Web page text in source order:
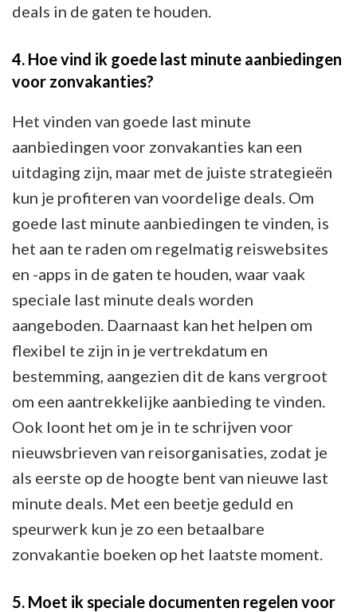
deals in de gaten te houden.
4. Hoe vind ik goede last minute aanbiedingen
voor zonvakanties?
Het vinden van goede last minute
aanbiedingen voor zonvakanties kan een
uitdaging zijn, maar met de juiste strategieën
kun je profiteren van voordelige deals. Om
goede last minute aanbiedingen te vinden, is
het aan te raden om regelmatig reiswebsites
en -apps in de gaten te houden, waar vaak
speciale last minute deals worden
aangeboden. Daarnaast kan het helpen om
flexibel te zijn in je vertrekdatum en
bestemming, aangezien dit de kans vergroot
om een aantrekkelijke aanbieding te vinden.
Ook loont het om je in te schrijven voor
nieuwsbrieven van reisorganisaties, zodat je
als eerste op de hoogte bent van nieuwe last
minute deals. Met een beetje geduld en
speurwerk kun je zo een betaalbare
zonvakantie boeken op het laatste moment.
5. Moet ik speciale documenten regelen voor